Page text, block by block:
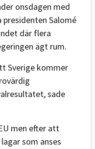
onsdagen med
Salomé
där flera
ägt rum.
Sverige kommer
sade
men efter att
som anses